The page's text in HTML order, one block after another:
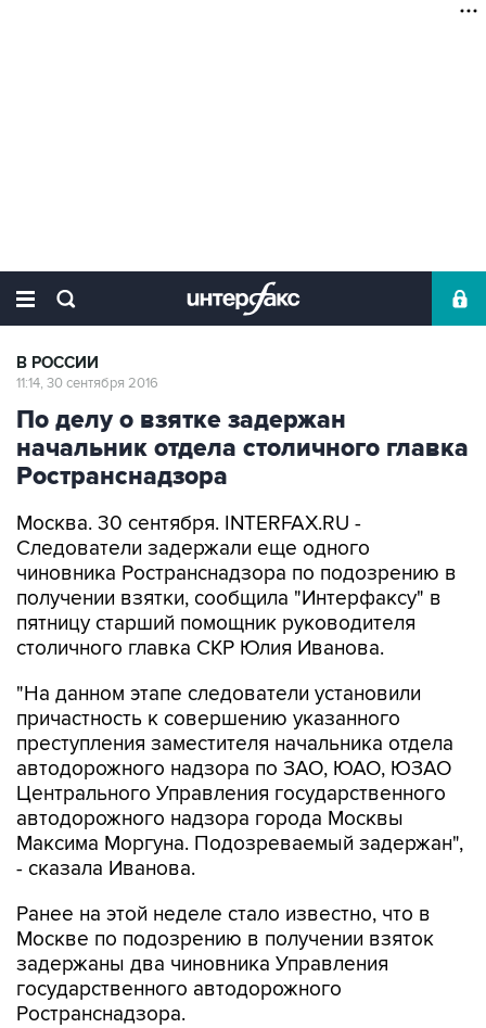
В РОССИИ
11:14, 30 сентября 2016
По делу о взятке задержан
начальник отдела столичного главка
Ространснадзора
Москва. 30 сентября. INTERFAX.RU -
Следователи задержали еще одного
чиновника Ространснадзора по подозрению в
получении взятки, сообщила "Интерфаксу" в
пятницу старший помощник руководителя
столичного главка СКР Юлия Иванова.
"На данном этапе следователи установили
причастность к совершению указанного
преступления заместителя начальника отдела
автодорожного надзора по ЗАО, ЮАО, ЮЗАО
Центрального Управления государственного
автодорожного надзора города Москвы
Максима Моргуна. Подозреваемый задержан",
- сказала Иванова.
Ранее на этой неделе стало известно, что в
Москве по подозрению в получении взяток
задержаны два чиновника Управления
государственного автодорожного
Ространснадзора.